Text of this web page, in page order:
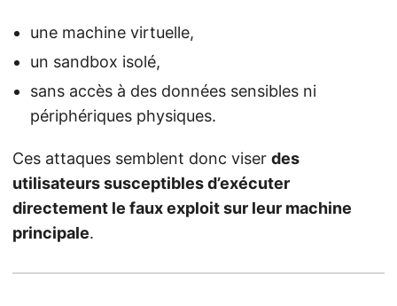
une machine virtuelle,
un sandbox isolé,
sans accès à des données sensibles ni
périphériques physiques.
Ces attaques semblent donc viser des
utilisateurs susceptibles d’exécuter
directement le faux exploit sur leur machine
principale.